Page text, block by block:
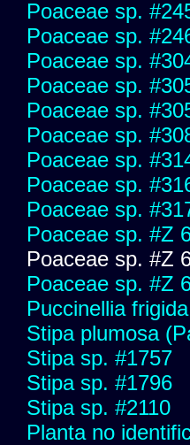
Poaceae sp.
Poaceae sp.
Poaceae sp.
Poaceae sp.
Poaceae sp.
Poaceae sp.
Poaceae sp.
Poaceae sp.
Poaceae sp.
Poaceae sp. #Z
Poaceae sp. #Z
Poaceae sp. #Z
Puccinellia frigida
Stipa plumosa
Stipa sp. #1757
Stipa sp. #1796
Stipa sp. #2110
Planta no